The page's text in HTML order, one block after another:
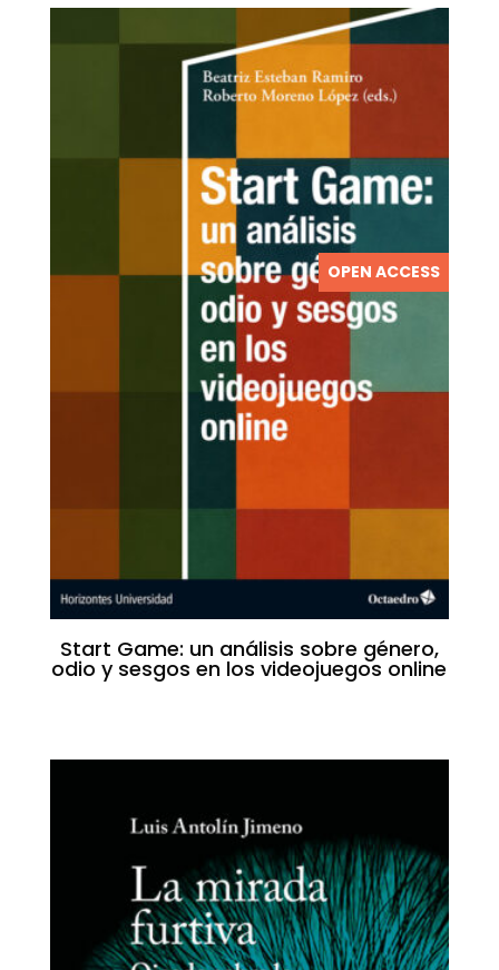
OPEN ACCESS
Start Game: un análisis sobre género,
odio y sesgos en los videojuegos online